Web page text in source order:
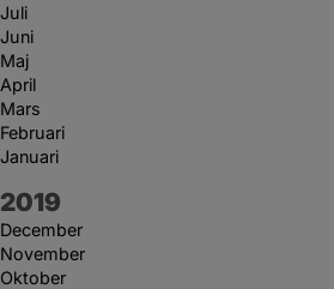
Juli
Juni
Maj
April
Mars
Februari
Januari
År:
2019
December
November
Oktober